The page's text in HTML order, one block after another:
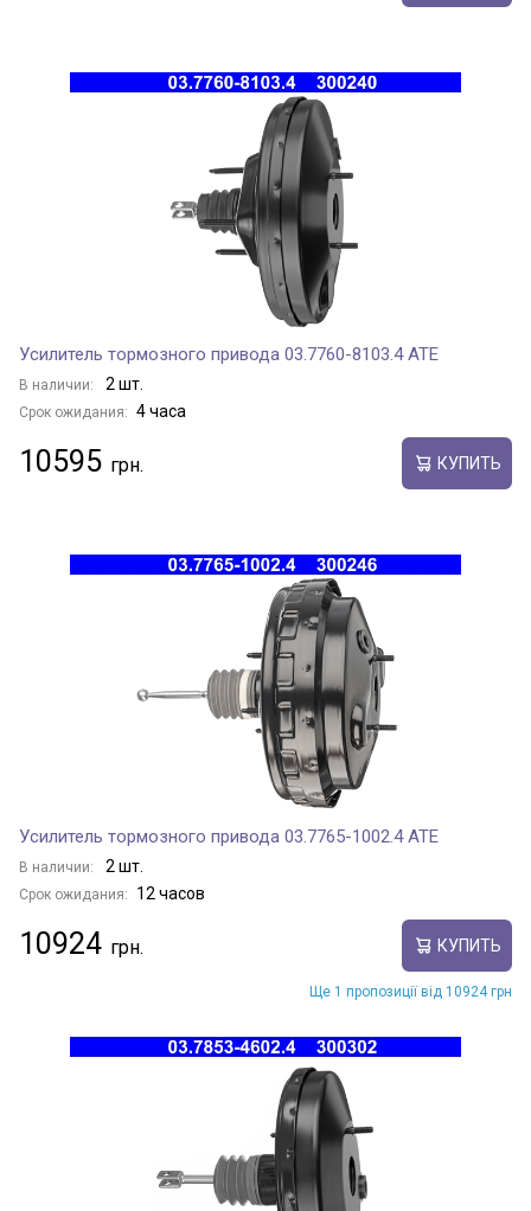
Усилитель тормозного привода 03.7760-8103.4 ATE
В наличии: 2 шт.
Срок ожидания: 4 часа
10595 КУПИТЬ
Усилитель тормозного привода 03.7765-1002.4 ATE
В наличии: 2 шт.
Срок ожидания: 12 часов
10924 КУПИТЬ
Ще 1 пропозиції від 10924 грн